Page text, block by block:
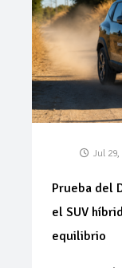
Jul 29,
Prueba del
el SUV
equilibrio